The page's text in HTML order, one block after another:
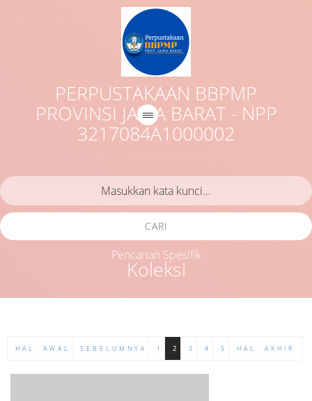
PERPUSTAKAAN BBPMP
PROVINSI JAWA BARAT - NPP
3217084A1000002
Koleksi
CARI
Pencarian Spesifik
HAL. AWAL SEBELUMNYA 1 2 3 4 5 HAL. AKHIR